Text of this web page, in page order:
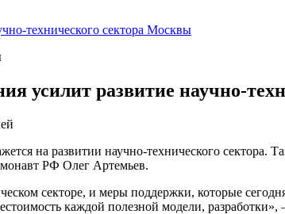
технического сектора Москвы
усилит развитие научно-
на развитии научно-технического сектора.
РФ Олег Артемьев.
секторе, и меры поддержки, которые
каждой полезной модели,